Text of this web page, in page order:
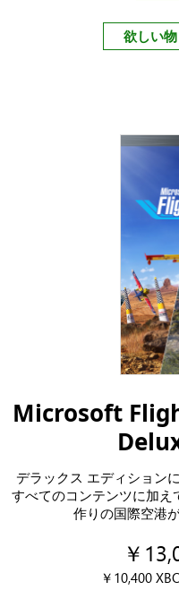
欲しい
Microsoft
デラックス エディション
すべてのコンテンツに加え
作りの国際空港
￥
￥10,400